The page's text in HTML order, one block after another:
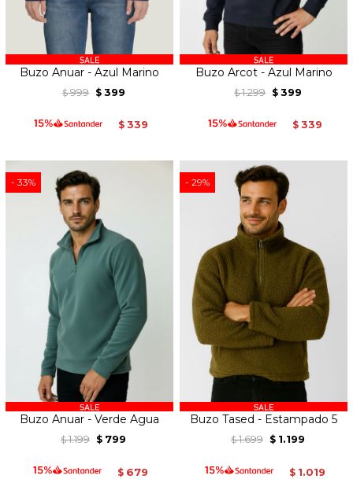
Buzo Anuar - Azul Marino
$ 999 $ 399
$ 339
Buzo Arcot - Azul Marino
$ 1.299 $ 399
$ 339
33
Buzo Anuar - Verde Agua
$ 1.199 $ 799
$ 679
29
Buzo Tased - Estampado 5
$ 1.699 $ 1.199
$ 1.019